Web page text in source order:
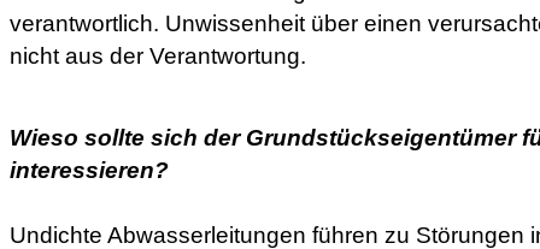
verantwortlich. Unwissenheit über einen
nicht aus der Verantwortung.
Wieso sollte sich der Grundstückseigentümer
interessieren?
Undichte Abwasserleitungen führen zu Störungen